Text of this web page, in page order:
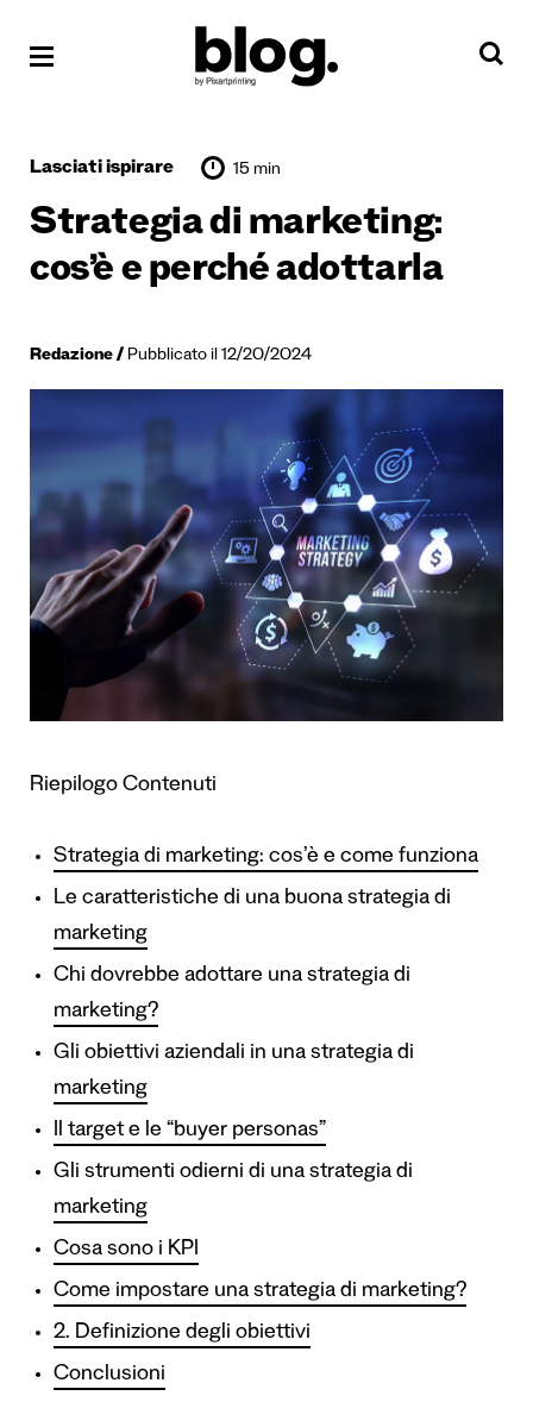
Lasciati ispirare 15 min
Strategia di marketing:
cos’è e perché adottarla
Redazione Pubblicato il 12/20/2024
Riepilogo Contenuti
Strategia di marketing: cos’è e come funziona
Le caratteristiche di una buona strategia di
marketing
Chi dovrebbe adottare una strategia di
marketing?
Gli obiettivi aziendali in una strategia di
marketing
Il target e le “buyer personas”
Gli strumenti odierni di una strategia di
marketing
Cosa sono i KPI
Come impostare una strategia di marketing?
2. Definizione degli obiettivi
Conclusioni